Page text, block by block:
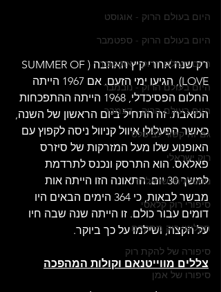
היום בעולם הרוק - אוגוסט
היום בעולם הרוק - ספטמבר
היום בעולם הרוק - אוקטובר
היום בעולם הרוק - נובמבר
היום בעולם הרוק - דצמבר
גם זה קשור לביטלס
רוק ישראלי
נוסטלגיה ישראלית
סיפורי רוק קלאסי
תקליטי רוק מתקדם
סיפורה של להקת רוק
סיפורו של אמן
רק שנה אחרי קיץ האהבה (SUMMER OF
LOVE), הגיעו ימי הזעם. אם 1967 הייתה
החלום הפסיכדלי, 1968 הייתה ההתפכחות
הכואבת. זה התחיל ביום הראשון של השנה,
כאשר הפעלולן איוול קניוול ניסה לקפוץ עם
האופנוע שלו מעל המזרקות של סיזרס
פאלאס. הוא התרסק ונכנס לתרדמת
למשך 30 יום. התאונה הזו הייתה אות
מבשר לבאות, כי 364 הימים הבאים היו
דומים עבור כולם. זו הייתה שנה שבה חיו
על הקצה, ושילמו על כך ביוקר.
צללים מווייטנאם וקולות המהפכה